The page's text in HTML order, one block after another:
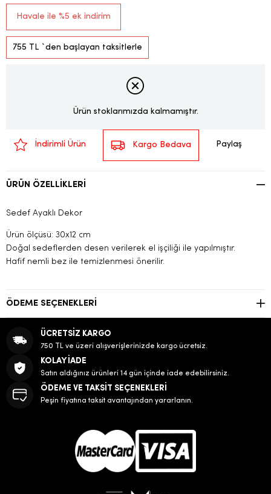
Havale ile %5 ek indirim
755 TL `den başlayan taksitlerle
Ürün stoklarımızda kalmamıştır.
İndirimli Ürün Kargo Bedava Paylaş
ÜRÜN ÖZELLIKLERI
Sedef Ayaklı Dekor
Ürün ölçüsü: 30x12 cm
Doğal sedeflerden desen verilerek el işçiliği ile yapılmıştır.
Hafif nemli bez ile temizlenmesi önerilir.
ÖDEME SEÇENEKLERI
ÜCRETSİZ KARGO
750 TL ve üzeri alışverişlerinizde kargo ücretsiz.
KOLAY İADE
Satın aldığınız ürünleri 14 gün içinde iade edebilirsiniz.
ÖDEME VE TAKSİT SEÇENEKLERİ
Peşin fiyatına taksit avantajından yararlanın.